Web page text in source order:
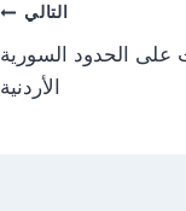
التالي
على الحدود السورية
الأردنية